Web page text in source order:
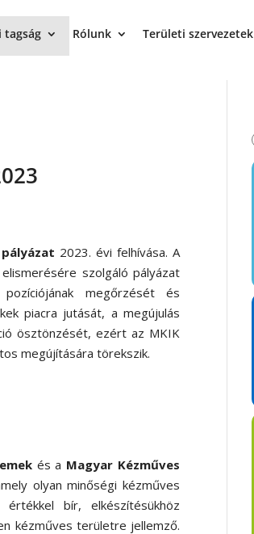
tagság Rólunk Területi szervezetek
2023. évi felhívása. A
szolgáló pályázat
megőrzését és
piacra jutását, a megújulás
ösztönzését, ezért az MKIK
megújítására törekszik.
és a Magyar Kézműves
olyan minőségi kézműves
bír, elkészítésükhöz
kézműves területre jellemző.